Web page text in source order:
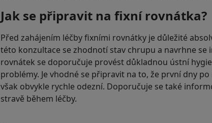
Jak se připravit na fixní rovnátka?
Před zahájením léčby fixními rovnátky je důležité
této konzultace se zhodnotí stav chrupu a navrhne se
rovnátek se doporučuje provést důkladnou ústní
problémy. Je vhodné se připravit na to, že první dny
však obvykle rychle odezní. Doporučuje se také
stravě během léčby.